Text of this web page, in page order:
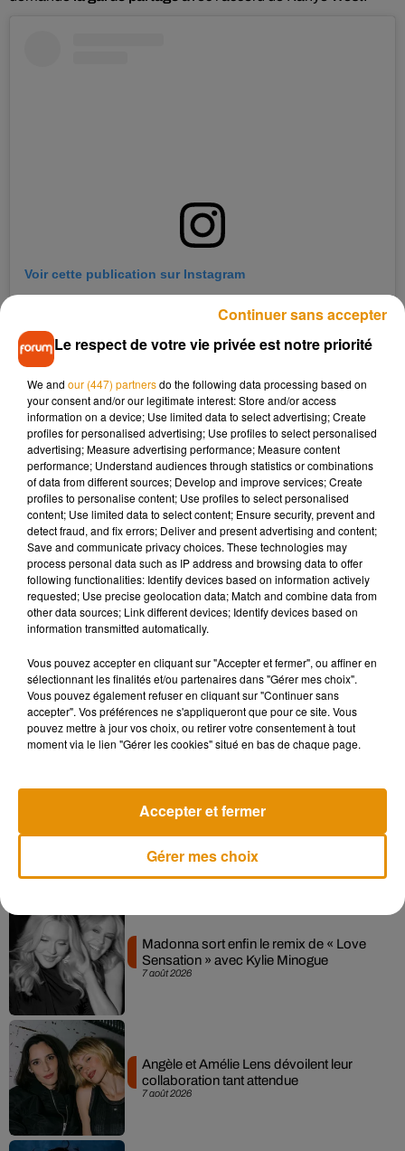
Voir cette publication sur Instagram
Le couple déjà séparé
Il y a quelques semaines, on apprenait déjà queKim
Kardashian ne supportait plus le comportement de son
mari."Elle est sérieuse à propos du fait de passer le barreau
et de devenir avocate, elle est sérieuse à propos de sa
campagne pour la réforme des prisons. Pendant ce temps-là,
Kanye parle de faire campagne pour la présidence et
d’autres trucs complètement fous, elle en a juste assez",
déclarait une source proche du couple dansPage Six. De
son côté, lachaîne NBC News déclarait queles deux stars
vivaient séparées et suivaient des séances de thérapie de
couple . Kanye West s'était en effet installé dans le Wyoming,
tandis que Kim Kardashian était toujours dans la résidence
Toujours selon plusieurs médias américains,l'un des
déclencheurs de ce divorce serait la candidature du
rappeur à la présidence américaine, l'an passé. Pendant sa
campagne, Kanye West avait tenu des propos incohérents et
femme voulait le faire interner dans un hôpital psychiatrique.
Musique
7 août 2026
Madonna sort enfin le remix de « Love
Sensation » avec Kylie Minogue
7 août 2026
Angèle et Amélie Lens dévoilent leur
collaboration tant attendue
Le respect de votre vie privée est notre priorité
We and our (447) partnersdo the following data processing based on
your consent and/or our legitimate interest: Store and/or access
information on a device; Use limited data to select advertising; Create
profiles for personalised advertising; Use profiles to select personalised
advertising; Measure advertising performance; Measure content
performance; Understand audiences through statistics or combinations
of data from different sources; Develop and improve services; Create
profiles to personalise content; Use profiles to select personalised
content; Use limited data to select content; Ensure security, prevent and
detect fraud, and fix errors; Deliver and present advertising and content;
Save and communicate privacy choices. These technologies may
process personal data such as IP address and browsing data to offer
following functionalities: Identify devices based on information actively
requested; Use precise geolocation data; Match and combine data from
other data sources; Link different devices; Identify devices based on
information transmitted automatically.
Vous pouvez accepter en cliquant sur "Accepter et fermer", ou affiner en
sélectionnant les finalités et/ou partenaires dans "Gérer mes choix".
Vous pouvez également refuser en cliquant sur "Continuer sans
accepter". Vos préférences ne s'appliqueront que pour ce site. Vous
pouvez mettre à jour vos choix, ou retirer votre consentement à tout
moment via le lien "Gérer les cookies" situé en bas de chaque page.
Gérer mes choix
Accepter et fermer
Continuer sans accepter